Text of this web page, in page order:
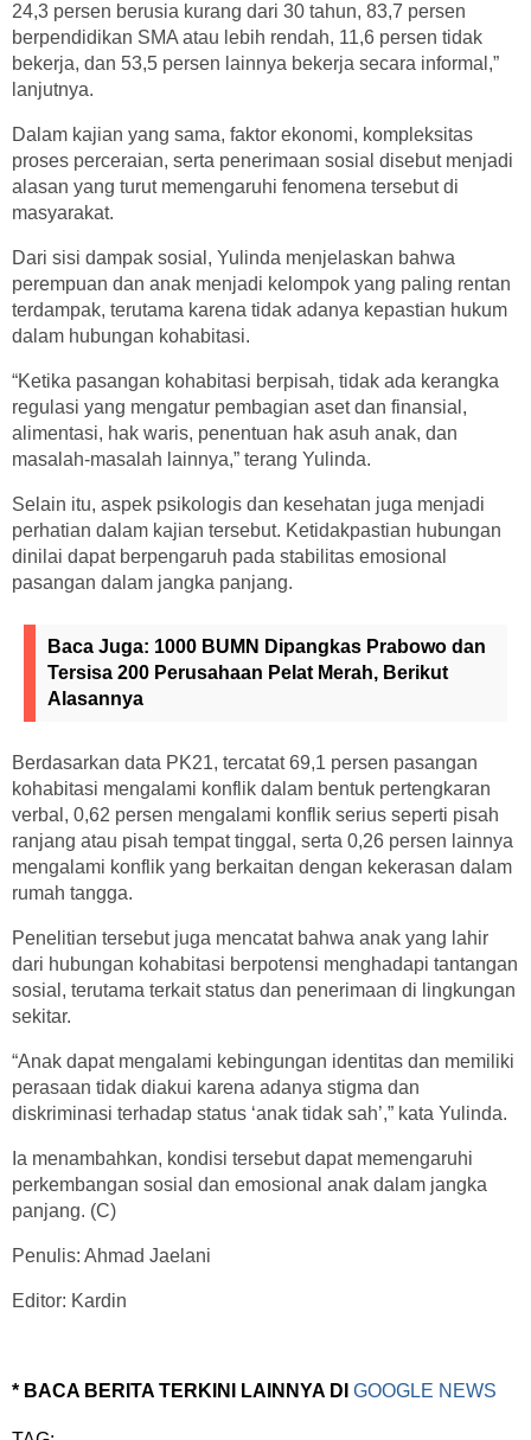
24,3 persen berusia kurang dari 30 tahun, 83,7 persen
berpendidikan SMA atau lebih rendah, 11,6 persen tidak
bekerja, dan 53,5 persen lainnya bekerja secara informal,”
lanjutnya.
Dalam kajian yang sama, faktor ekonomi, kompleksitas
proses perceraian, serta penerimaan sosial disebut menjadi
alasan yang turut memengaruhi fenomena tersebut di
masyarakat.
Dari sisi dampak sosial, Yulinda menjelaskan bahwa
perempuan dan anak menjadi kelompok yang paling rentan
terdampak, terutama karena tidak adanya kepastian hukum
dalam hubungan kohabitasi.
“Ketika pasangan kohabitasi berpisah, tidak ada kerangka
regulasi yang mengatur pembagian aset dan finansial,
alimentasi, hak waris, penentuan hak asuh anak, dan
masalah-masalah lainnya,” terang Yulinda.
Selain itu, aspek psikologis dan kesehatan juga menjadi
perhatian dalam kajian tersebut. Ketidakpastian hubungan
dinilai dapat berpengaruh pada stabilitas emosional
pasangan dalam jangka panjang.
Baca Juga: 1000 BUMN Dipangkas Prabowo dan
Tersisa 200 Perusahaan Pelat Merah, Berikut
Alasannya
Berdasarkan data PK21, tercatat 69,1 persen pasangan
kohabitasi mengalami konflik dalam bentuk pertengkaran
verbal, 0,62 persen mengalami konflik serius seperti pisah
ranjang atau pisah tempat tinggal, serta 0,26 persen lainnya
mengalami konflik yang berkaitan dengan kekerasan dalam
rumah tangga.
Penelitian tersebut juga mencatat bahwa anak yang lahir
dari hubungan kohabitasi berpotensi menghadapi tantangan
sosial, terutama terkait status dan penerimaan di lingkungan
sekitar.
“Anak dapat mengalami kebingungan identitas dan memiliki
perasaan tidak diakui karena adanya stigma dan
diskriminasi terhadap status ‘anak tidak sah’,” kata Yulinda.
Ia menambahkan, kondisi tersebut dapat memengaruhi
perkembangan sosial dan emosional anak dalam jangka
panjang. (C)
Penulis: Ahmad Jaelani
Editor: Kardin
* BACA BERITA TERKINI LAINNYA DI GOOGLE NEWS